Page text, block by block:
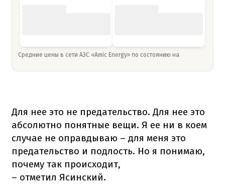
Средние цены в сети АЗС «Amic Energy» по состоянию на
Для нее это не предательство. Для нее это
абсолютно понятные вещи. Я ее ни в коем
случае не оправдываю – для меня это
предательство и подлость. Но я понимаю,
почему так происходит,
– отметил Ясинский.